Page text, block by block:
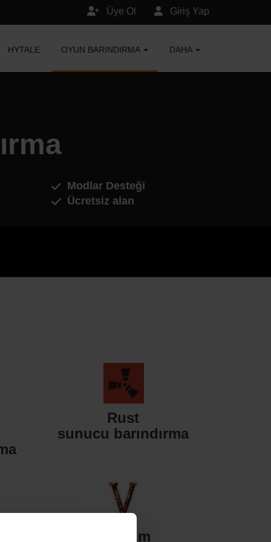
Giriş Yap
Üye Ol
HYTALE OYUN BARINDIRMA DAHA
Modlar Desteği
Ücretsiz alan
Rust
sunucu barındırma
Valheim